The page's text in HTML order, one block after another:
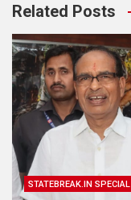
Related Posts
STATEBREAK.IN SPECIAL